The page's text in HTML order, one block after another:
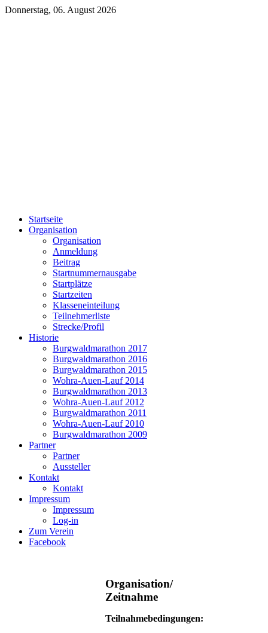
Donnerstag, 06. August 2026
Startseite
Organisation
Organisation
Anmeldung
Beitrag
Startnummernausgabe
Startplätze
Startzeiten
Klasseneinteilung
Teilnehmerliste
Strecke/Profil
Historie
Burgwaldmarathon 2017
Burgwaldmarathon 2016
Burgwaldmarathon 2015
Wohra-Auen-Lauf 2014
Burgwaldmarathon 2013
Wohra-Auen-Lauf 2012
Burgwaldmarathon 2011
Wohra-Auen-Lauf 2010
Burgwaldmarathon 2009
Partner
Partner
Aussteller
Kontakt
Kontakt
Impressum
Impressum
Log-in
Zum Verein
Facebook
Organisation/
Zeitnahme
Teilnahmebedingungen: